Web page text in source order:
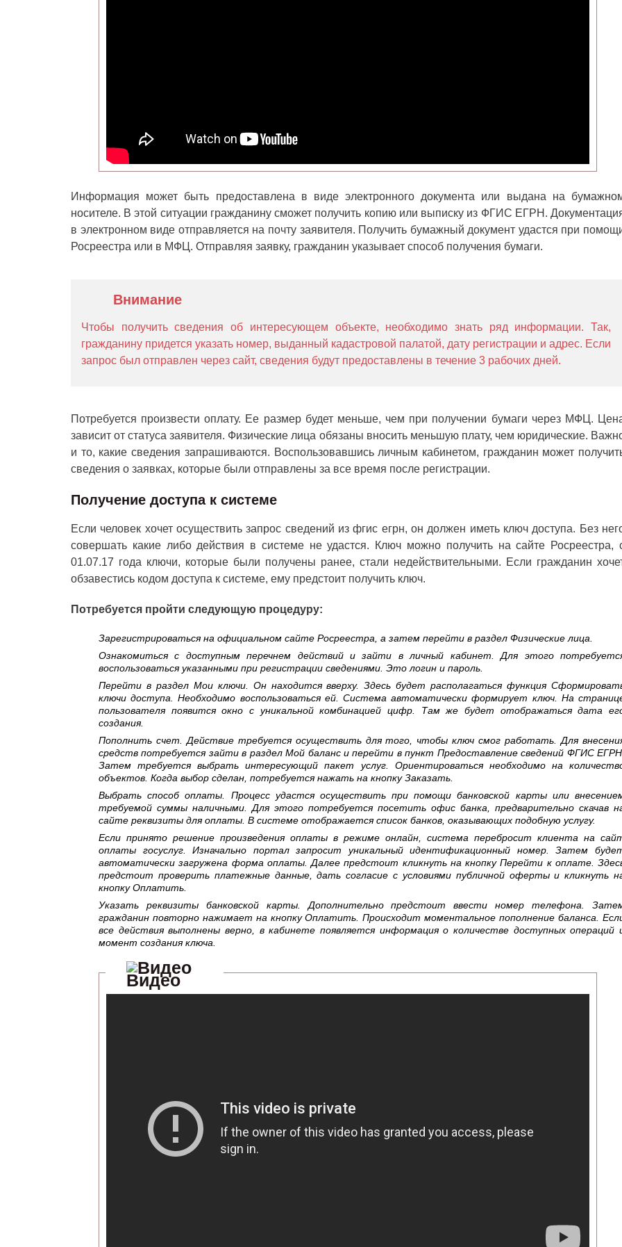
Информация может быть предоставлена в виде электронного документа или выдана на
носителе. В этой ситуации гражданину сможет получить копию или выписку из ФГИС ЕГРН.
в электронном виде отправляется на почту заявителя. Получить бумажный документ удастся при
Росреестра или в МФЦ. Отправляя заявку, гражданин указывает способ получения бумаги.
Чтобы получить сведения об интересующем объекте, необходимо знать ряд информации. Так,
гражданину придется указать номер, выданный кадастровой палатой, дату регистрации и адрес. Если
запрос был отправлен через сайт, сведения будут предоставлены в течение 3 рабочих дней.
Потребуется произвести оплату. Ее размер будет меньше, чем при получении бумаги через МФЦ.
зависит от статуса заявителя. Физические лица обязаны вносить меньшую плату, чем юридические.
и то, какие сведения запрашиваются. Воспользовавшись личным кабинетом, гражданин может
сведения о заявках, которые были отправлены за все время после регистрации.
Получение доступа к системе
Если человек хочет осуществить запрос сведений из фгис егрн, он должен иметь ключ доступа. Без
совершать какие либо действия в системе не удастся. Ключ можно получить на сайте Росреестра,
01.07.17 года ключи, которые были получены ранее, стали недействительными. Если гражданин
обзавестись кодом доступа к системе, ему предстоит получить ключ.
Потребуется пройти следующую процедуру:
Зарегистрироваться на официальном сайте Росреестра, а затем перейти в раздел Физические лица.
Ознакомиться с доступным перечнем действий и зайти в личный кабинет. Для этого
воспользоваться указанными при регистрации сведениями. Это логин и пароль.
Перейти в раздел Мои ключи. Он находится вверху. Здесь будет располагаться функция
ключи доступа. Необходимо воспользоваться ей. Система автоматически формирует ключ. На
пользователя появится окно с уникальной комбинацией цифр. Там же будет отображаться дата
создания.
Пополнить счет. Действие требуется осуществить для того, чтобы ключ смог работать. Для
средств потребуется зайти в раздел Мой баланс и перейти в пункт Предоставление сведений ФГИС
Затем требуется выбрать интересующий пакет услуг. Ориентироваться необходимо на
объектов. Когда выбор сделан, потребуется нажать на кнопку Заказать.
Выбрать способ оплаты. Процесс удастся осуществить при помощи банковской карты или
требуемой суммы наличными. Для этого потребуется посетить офис банка, предварительно скачав
сайте реквизиты для оплаты. В системе отображается список банков, оказывающих подобную услугу.
Если принято решение произведения оплаты в режиме онлайн, система перебросит клиента на
оплаты госуслуг. Изначально портал запросит уникальный идентификационный номер. Затем
автоматически загружена форма оплаты. Далее предстоит кликнуть на кнопку Перейти к оплате.
предстоит проверить платежные данные, дать согласие с условиями публичной оферты и кликнуть
кнопку Оплатить.
Указать реквизиты банковской карты. Дополнительно предстоит ввести номер телефона.
гражданин повторно нажимает на кнопку Оплатить. Происходит моментальное пополнение баланса.
все действия выполнены верно, в кабинете появляется информация о количестве доступных операций
момент создания ключа.
Видео